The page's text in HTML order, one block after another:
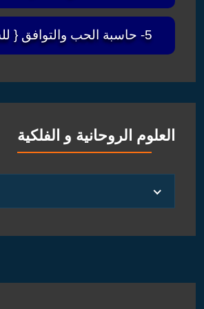
5- حاسبة الحب والتوافق { للشراكة }
العلوم الروحانية و الفلكية
الروحانية
الفلكية